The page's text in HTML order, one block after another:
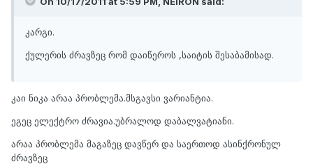
კარგი.
ქულერის ძრავზეც რომ დაიწეროს ,საიტის შესაბამისად.
კაი ნიკა არაა პრობლემა.მსგავსი ვარიანტია.
ეგეც ელექტრო ძრავია.უბრალოდ დაბალვატიანი.
არაა პრობლემა მაგაზეც დავწერ და საერთოდ ასინქრონულ
ძრავზეც